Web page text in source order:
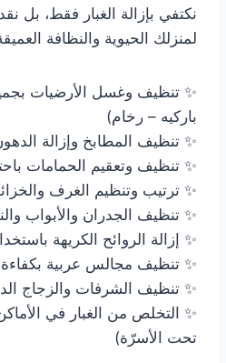
نكتفي بإزالة الغبار فقط، بل
لمنزلك الحيوية والنظافة
✨ تنظيف وغسل الأرضيات
باركيه – رخام)
✨ تنظيف المطابخ وإزالة
✨ تنظيف وتعقيم الحمامات
✨ ترتيب وتنظيم الغرف
✨ تنظيف الجدران والأبواب
✨ إزالة الروائح الكريهة
✨ تنظيف مجالس عربية بكفاءة
✨ تنظيف الشرفات والزجاج
✨ التخلص من الغبار في
تحت الأسرّة)